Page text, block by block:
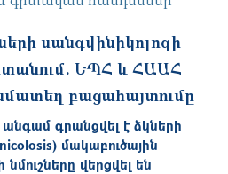
սանգվինիկոլոզի
ԵՊՀ և ՀԱԱՀ
բացահայտումը
գրանցվել է ձկների
մակաբուծային
նմուշները վերցվել են